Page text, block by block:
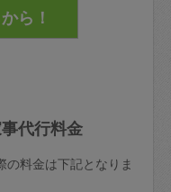
代行料金
の料金は下記となりま